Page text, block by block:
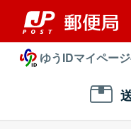
ゆうIDマイペー